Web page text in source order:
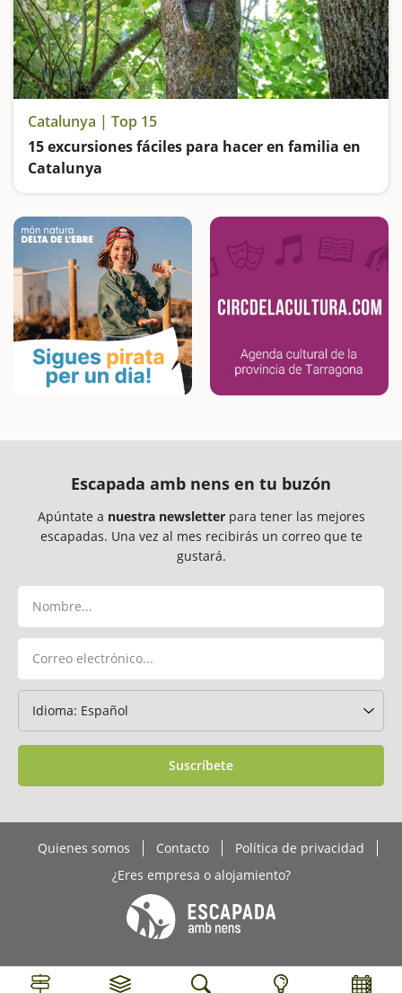
Catalunya | Top 15
15 excursiones fáciles para hacer en familia en
Catalunya
Escapada amb nens en tu buzón
Apúntate a nuestra newsletterpara tener las mejores
escapadas. Una vez al mes recibirás un correo que te
gustará.
Suscríbete
Quienes somos Contacto
Política de privacidad
¿Eres empresa o alojamiento?